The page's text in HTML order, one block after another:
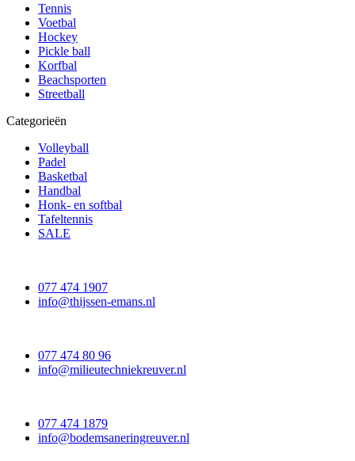
Tennis
Voetbal
Hockey
Pickle ball
Korfbal
Beachsporten
Streetball
Categorieën
Volleyball
Padel
Basketbal
Handbal
Honk- en softbal
Tafeltennis
SALE
077 474 1907
info@thijssen-emans.nl
077 474 80 96
info@milieutechniekreuver.nl
077 474 1879
info@bodemsaneringreuver.nl